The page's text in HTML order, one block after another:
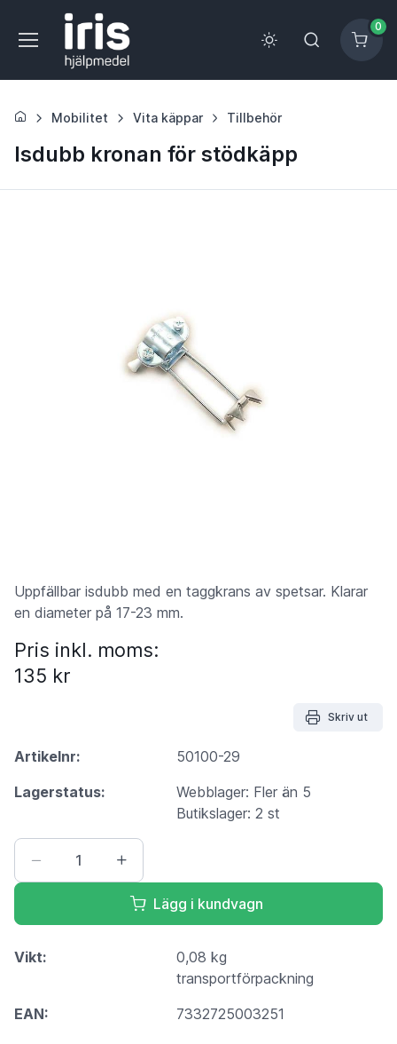
0
Mobilitet Vita käppar Tillbehör
Isdubb kronan för stödkäpp
Uppfällbar isdubb med en taggkrans av spetsar. Klarar
en diameter på 17-23 mm.
Pris inkl. moms:
135 kr
Skriv ut
Artikelnr:
50100-29
Lagerstatus:
Webblager: Fler än 5
Butikslager: 2 st
Lägg i kundvagn
Vikt:
0,08 kg
transportförpackning
EAN:
7332725003251